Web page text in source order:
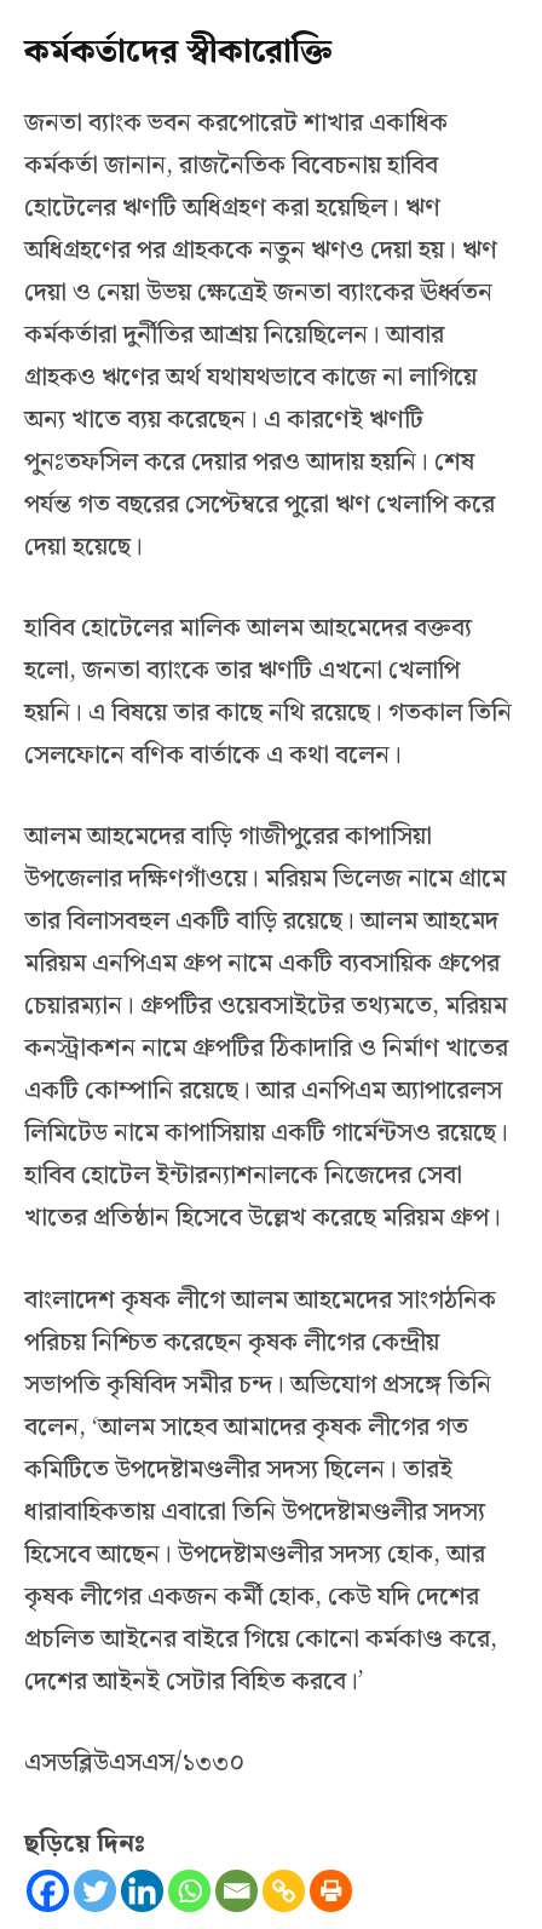
কর্মকর্তাদের স্বীকারোক্তি
জনতা ব্যাংক ভবন করপোরেট শাখার একাধিক
কর্মকর্তা জানান, রাজনৈতিক বিবেচনায় হাবিব
হোটেলের ঋণটি অধিগ্রহণ করা হয়েছিল। ঋণ
অধিগ্রহণের পর গ্রাহককে নতুন ঋণও দেয়া হয়। ঋণ
দেয়া ও নেয়া উভয় ক্ষেত্রেই জনতা ব্যাংকের ঊর্ধ্বতন
কর্মকর্তারা দুর্নীতির আশ্রয় নিয়েছিলেন। আবার
গ্রাহকও ঋণের অর্থ যথাযথভাবে কাজে না লাগিয়ে
অন্য খাতে ব্যয় করেছেন। এ কারণেই ঋণটি
পুনঃতফসিল করে দেয়ার পরও আদায় হয়নি। শেষ
পর্যন্ত গত বছরের সেপ্টেম্বরে পুরো ঋণ খেলাপি করে
দেয়া হয়েছে।
হাবিব হোটেলের মালিক আলম আহমেদের বক্তব্য
হলো, জনতা ব্যাংকে তার ঋণটি এখনো খেলাপি
হয়নি। এ বিষয়ে তার কাছে নথি রয়েছে। গতকাল তিনি
সেলফোনে বণিক বার্তাকে এ কথা বলেন।
আলম আহমেদের বাড়ি গাজীপুরের কাপাসিয়া
উপজেলার দক্ষিণগাঁওয়ে। মরিয়ম ভিলেজ নামে গ্রামে
তার বিলাসবহুল একটি বাড়ি রয়েছে। আলম আহমেদ
মরিয়ম এনপিএম গ্রুপ নামে একটি ব্যবসায়িক গ্রুপের
চেয়ারম্যান। গ্রুপটির ওয়েবসাইটের তথ্যমতে, মরিয়ম
কনস্ট্রাকশন নামে গ্রুপটির ঠিকাদারি ও নির্মাণ খাতের
একটি কোম্পানি রয়েছে। আর এনপিএম অ্যাপারেলস
লিমিটেড নামে কাপাসিয়ায় একটি গার্মেন্টসও রয়েছে।
হাবিব হোটেল ইন্টারন্যাশনালকে নিজেদের সেবা
খাতের প্রতিষ্ঠান হিসেবে উল্লেখ করেছে মরিয়ম গ্রুপ।
বাংলাদেশ কৃষক লীগে আলম আহমেদের সাংগঠনিক
পরিচয় নিশ্চিত করেছেন কৃষক লীগের কেন্দ্রীয়
সভাপতি কৃষিবিদ সমীর চন্দ। অভিযোগ প্রসঙ্গে তিনি
বলেন, ‘আলম সাহেব আমাদের কৃষক লীগের গত
কমিটিতে উপদেষ্টামণ্ডলীর সদস্য ছিলেন। তারই
ধারাবাহিকতায় এবারো তিনি উপদেষ্টামণ্ডলীর সদস্য
হিসেবে আছেন। উপদেষ্টামণ্ডলীর সদস্য হোক, আর
কৃষক লীগের একজন কর্মী হোক, কেউ যদি দেশের
প্রচলিত আইনের বাইরে গিয়ে কোনো কর্মকাণ্ড করে,
দেশের আইনই সেটার বিহিত করবে।’
এসডব্লিউএসএস/১৩৩০
ছড়িয়ে দিনঃ